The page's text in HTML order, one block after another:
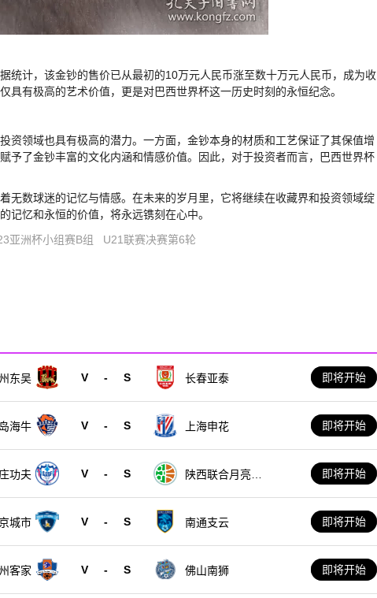
统计，该金钞的售价已从最初的10万元人民币涨至数十万元人民币，成为收
有极高的艺术价值，更是对巴西世界杯这一历史时刻的永恒纪念。
资领域也具有极高的潜力。一方面，金钞本身的材质和工艺保证了其保值增
予了金钞丰富的文化内涵和情感价值。因此，对于投资者而言，巴西世界杯
无数球迷的记忆与情感。在未来的岁月里，它将继续在收藏界和投资领域绽
记忆和永恒的价值，将永远镌刻在心中。
亚洲杯小组赛B组 U21联赛决赛第6轮
东吴 V - S 长春亚泰 即将开始
海牛 V - S 上海申花 即将开始
功夫 V - S
陕西联合月亮泊
即将开始
城市 V - S 南通支云 即将开始
客家 V - S 佛山南狮 即将开始